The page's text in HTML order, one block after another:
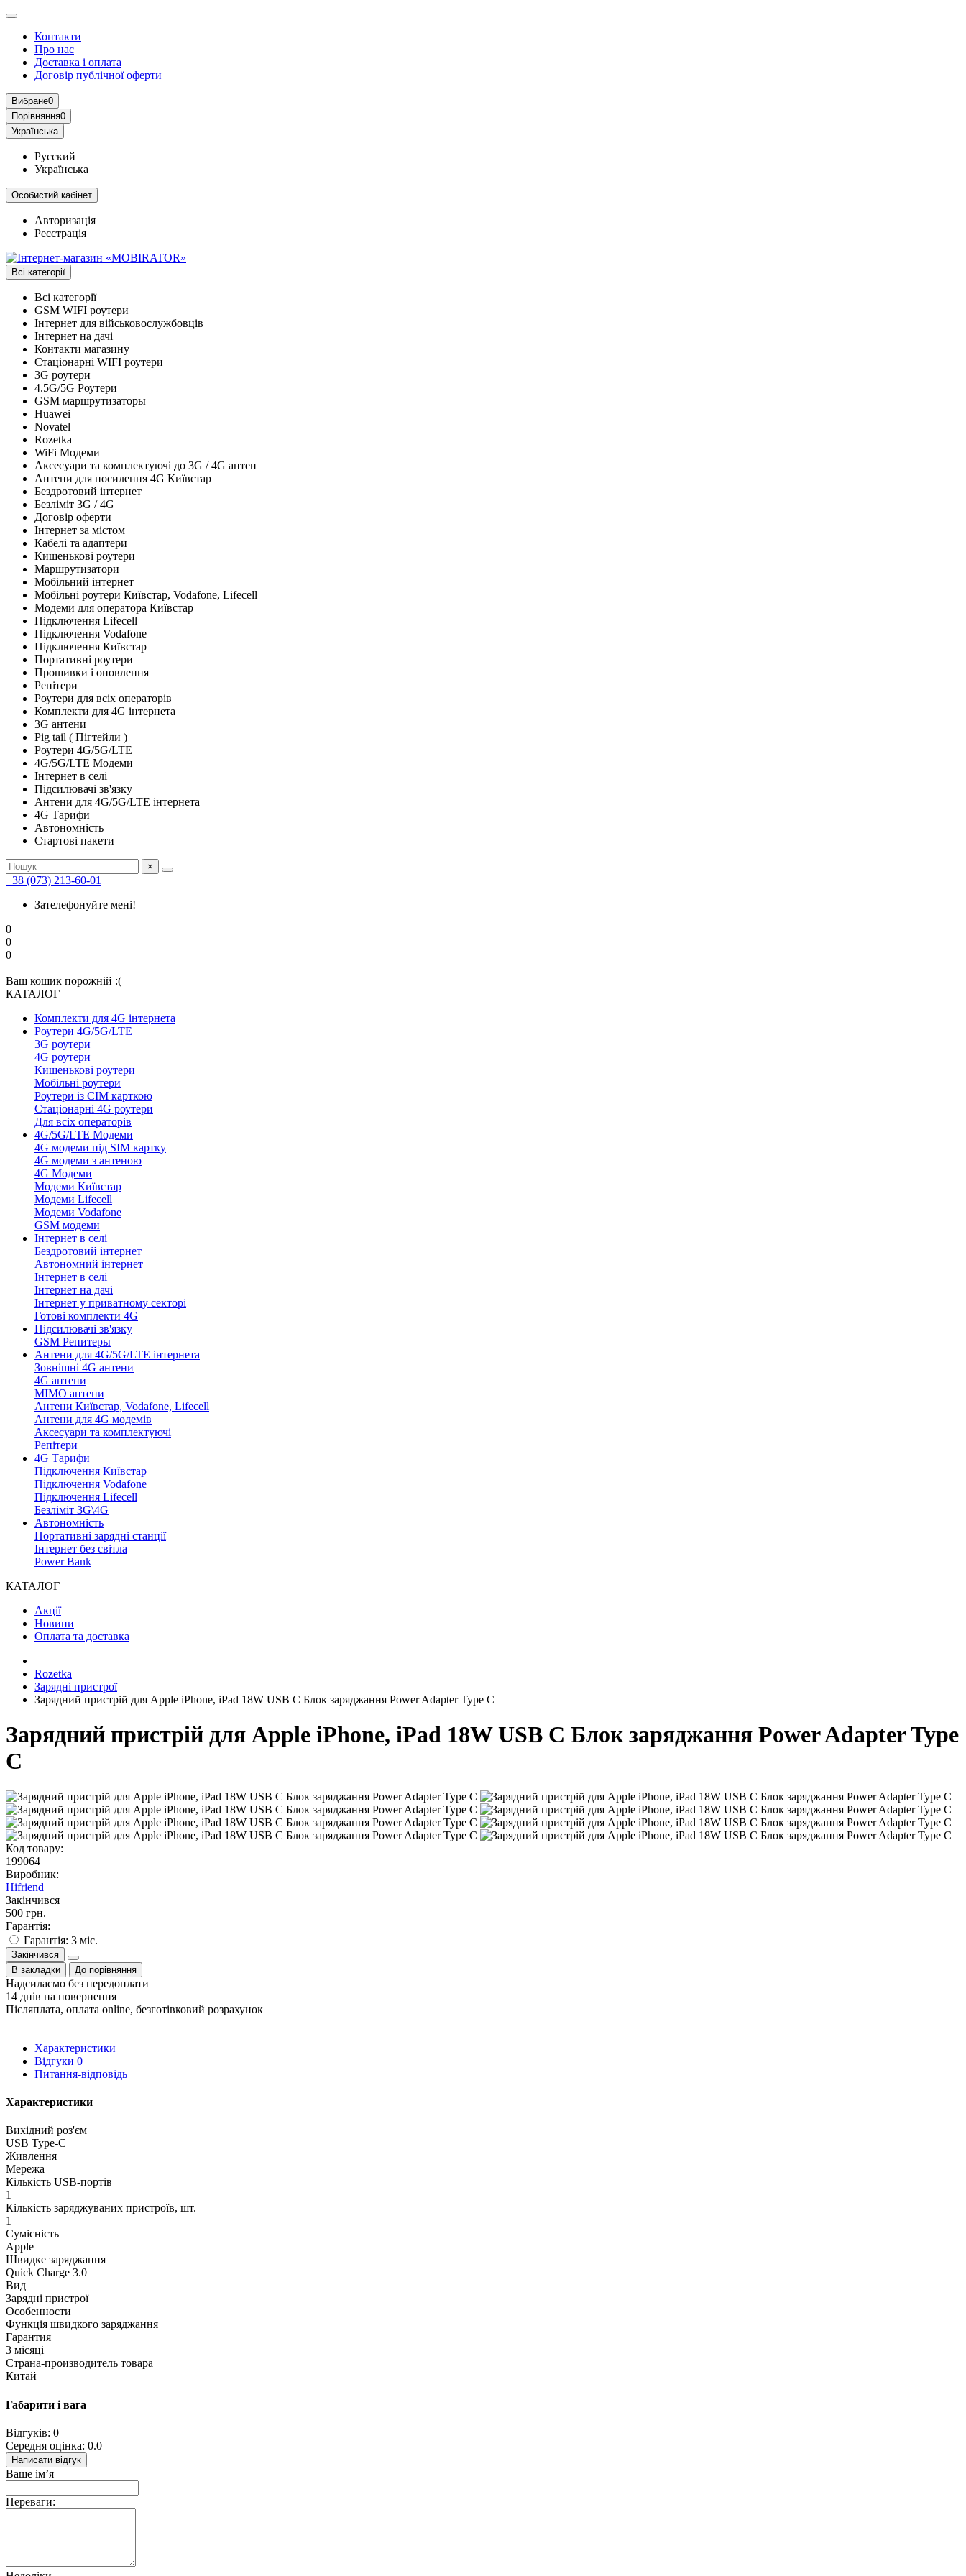
Контакти
Про нас
Доставка і оплата
Договір публічної оферти
Вибране0
Порівняння0
Українська
Русский
Українська
Особистий кабінет
Авторизація
Реєстрація
Всі категорії
Всі категорії
GSM WIFI роутери
Інтернет для військовослужбовців
Інтернет на дачі
Контакти магазину
Стаціонарні WIFI роутери
3G роутери
4.5G/5G Роутери
GSM маршрутизаторы
Huawei
Novatel
Rozetka
WiFi Модеми
Аксесуари та комплектуючі до 3G / 4G антен
Антени для посилення 4G Київстар
Бездротовий інтернет
Безліміт 3G / 4G
Договір оферти
Інтернет за містом
Кабелі та адаптери
Кишенькові роутери
Маршрутизатори
Мобільний інтернет
Мобільні роутери Київстар, Vodafone, Lifecell
Модеми для оператора Київстар
Підключення Lifecell
Підключення Vodafone
Підключення Київстар
Портативні роутери
Прошивки і оновлення
Репітери
Роутери для всіх операторів
Комплекти для 4G інтернета
3G антени
Pig tail ( Пігтейли )
Роутери 4G/5G/LTE
4G/5G/LTE Модеми
Інтернет в селі
Підсилювачі зв'язку
Антени для 4G/5G/LTE інтернета
4G Тарифи
Автономність
Стартові пакети
×
+38 (073) 213-60-01
Зателефонуйте мені!
0
0
0
Ваш кошик порожній :(
КАТАЛОГ
Комплекти для 4G інтернета
Роутери 4G/5G/LTE
3G роутери
4G роутери
Кишенькові роутери
Мобільні роутери
Роутери із СІМ карткою
Стаціонарні 4G роутери
Для всіх операторів
4G/5G/LTE Модеми
4G модеми під SIM картку
4G модеми з антеною
4G Модеми
Модеми Київстар
Модеми Lifecell
Модеми Vodafone
GSM модеми
Інтернет в селі
Бездротовий інтернет
Автономний інтернет
Інтернет в селі
Інтернет на дачі
Інтернет у приватному секторі
Готові комплекти 4G
Підсилювачі зв'язку
GSM Репитеры
Антени для 4G/5G/LTE інтернета
Зовнішні 4G антени
4G антени
MIMO антени
Антени Київстар, Vodafone, Lifecell
Антени для 4G модемів
Аксесуари та комплектуючі
Репітери
4G Тарифи
Підключення Київстар
Підключення Vodafone
Підключення Lifecell
Безліміт 3G\4G
Автономність
Портативні зарядні станції
Інтернет без світла
Power Bank
КАТАЛОГ
Акції
Новини
Оплата та доставка
Rozetka
Зарядні пристрої
Зарядний пристрій для Apple iPhone, iPad 18W USB C Блок заряджання Power Adapter Type C
Зарядний пристрій для Apple iPhone, iPad 18W USB C Блок заряджання Power Adapter Type
C
Код товару:
199064
Виробник:
Hifriend
Закінчився
500 грн.
Гарантія:
Гарантія: 3 міс.
Закінчився
В закладки
До порівняння
Надсилаємо без передоплати
14 днів на повернення
Післяплата, оплата online, безготівковий розрахунок
Характеристики
Відгуки 0
Питання-відповідь
Характеристики
Вихідний роз'єм
USB Type-C
Живлення
Мережа
Кількість USB-портів
1
Кількість заряджуваних пристроїв, шт.
1
Сумісність
Apple
Швидке заряджання
Quick Charge 3.0
Вид
Зарядні пристрої
Особенности
Функція швидкого заряджання
Гарантия
3 місяці
Страна-производитель товара
Китай
Габарити і вага
Відгуків: 0
Середня оцінка: 0.0
Написати відгук
Ваше ім’я
Переваги: